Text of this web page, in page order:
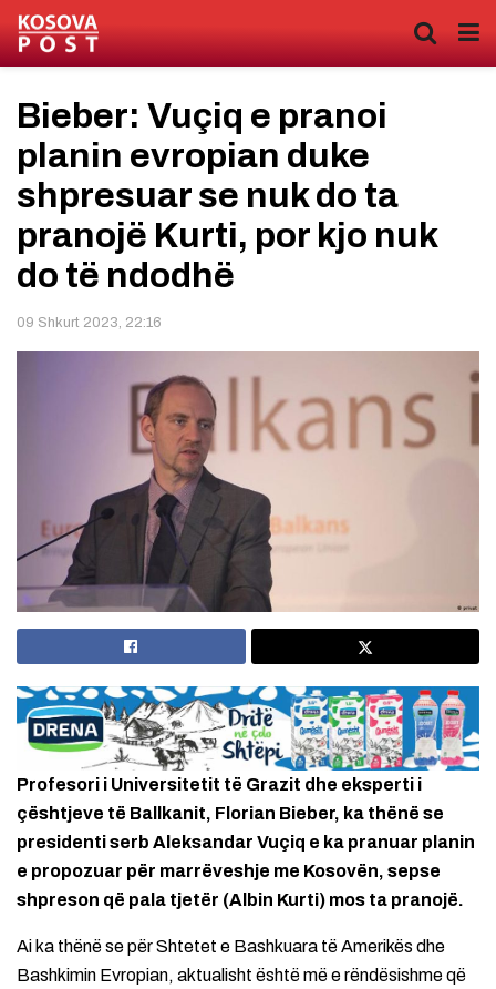
Bieber: Vuçiq e pranoi
planin evropian duke
shpresuar se nuk do ta
pranojë Kurti, por kjo nuk
do të ndodhë
09 Shkurt 2023, 22:16
Profesori i Universitetit të Grazit dhe eksperti i
çështjeve të Ballkanit, Florian Bieber, ka thënë se
presidenti serb Aleksandar Vuçiq e ka pranuar planin
e propozuar për marrëveshje me Kosovën, sepse
shpreson që pala tjetër (Albin Kurti) mos ta pranojë.
Ai ka thënë se për Shtetet e Bashkuara të Amerikës dhe
Bashkimin Evropian, aktualisht është më e rëndësishme që